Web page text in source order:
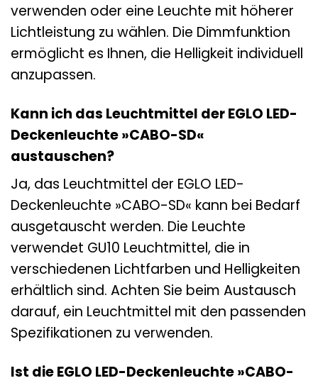
verwenden oder eine Leuchte mit höherer
Lichtleistung zu wählen. Die Dimmfunktion
ermöglicht es Ihnen, die Helligkeit individuell
anzupassen.
Kann ich das Leuchtmittel der EGLO LED-
Deckenleuchte »CABO-SD«
austauschen?
Ja, das Leuchtmittel der EGLO LED-
Deckenleuchte »CABO-SD« kann bei Bedarf
ausgetauscht werden. Die Leuchte
verwendet GU10 Leuchtmittel, die in
verschiedenen Lichtfarben und Helligkeiten
erhältlich sind. Achten Sie beim Austausch
darauf, ein Leuchtmittel mit den passenden
Spezifikationen zu verwenden.
Ist die EGLO LED-Deckenleuchte »CABO-